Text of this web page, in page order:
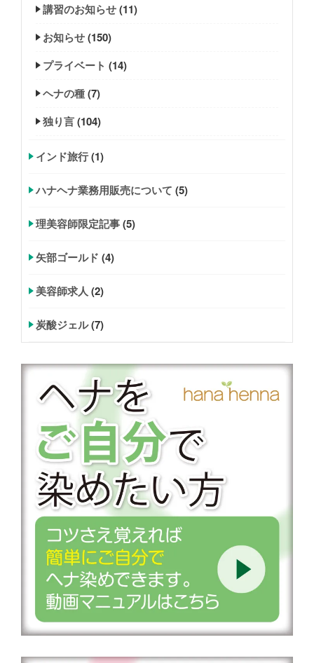
講習のお知らせ(11)
お知らせ(150)
プライベート (14)
ヘナの種(7)
独り言(104)
インド旅行(1)
ハナヘナ業務用販売について (5)
理美容師限定記事(5)
矢部ゴールド (4)
美容師求人 (2)
炭酸ジェル(7)